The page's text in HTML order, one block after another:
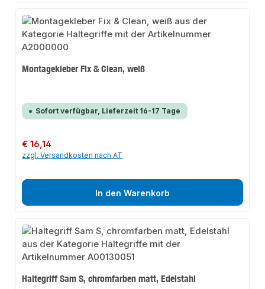
Montagekleber Fix & Clean, weiß
Sofort verfügbar, Lieferzeit 16-17 Tage
Regulärer Preis:
€ 16,14
zzgl. Versandkosten nach AT
In den Warenkorb
Haltegriff Sam S, chromfarben matt, Edelstahl